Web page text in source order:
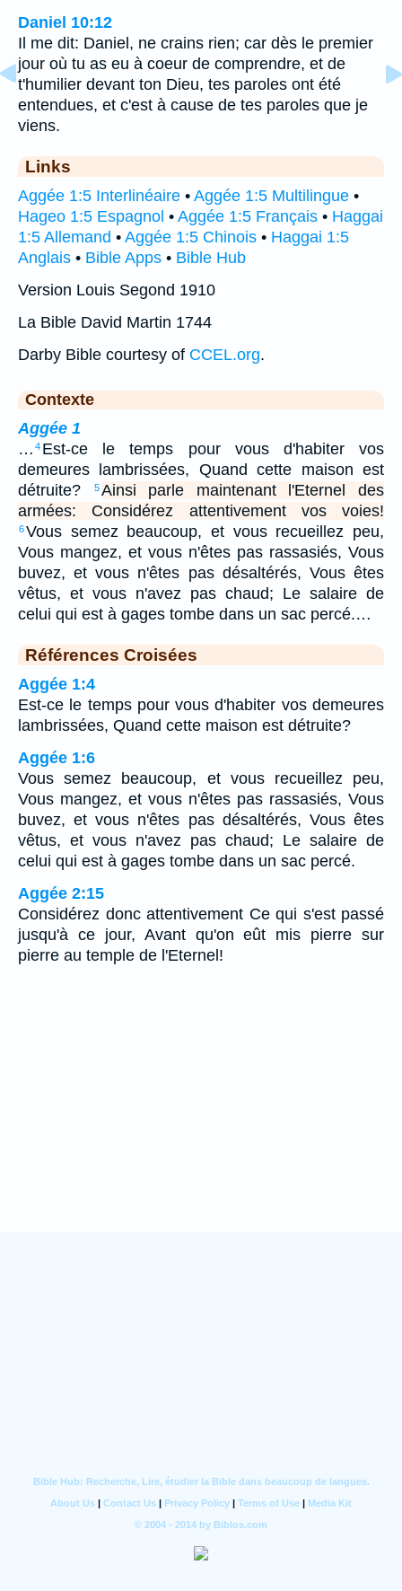
Daniel 10:12
Il me dit: Daniel, ne crains rien; car dès le premier
jour où tu as eu à coeur de comprendre, et de
t'humilier devant ton Dieu, tes paroles ont été
entendues, et c'est à cause de tes paroles que je
viens.
Links
Aggée 1:5 Interlinéaire • Aggée 1:5 Multilingue •
Hageo 1:5 Espagnol • Aggée 1:5 Français • Haggai
1:5 Allemand • Aggée 1:5 Chinois • Haggai 1:5
Anglais • Bible Apps • Bible Hub
Version Louis Segond 1910
La Bible David Martin 1744
Darby Bible courtesy of CCEL.org.
Contexte
Aggée 1
… 4 Est-ce le temps pour vous d'habiter vos
demeures lambrissées, Quand cette maison est
détruite?
5Ainsi parle maintenant l'Eternel des
armées: Considérez attentivement vos voies!
6Vous semez beaucoup, et vous recueillez peu,
Vous mangez, et vous n'êtes pas rassasiés, Vous
buvez, et vous n'êtes pas désaltérés, Vous êtes
vêtus, et vous n'avez pas chaud; Le salaire de
celui qui est à gages tombe dans un sac percé.…
Références Croisées
Aggée 1:4
Est-ce le temps pour vous d'habiter vos demeures
lambrissées, Quand cette maison est détruite?
Aggée 1:6
Vous semez beaucoup, et vous recueillez peu,
Vous mangez, et vous n'êtes pas rassasiés, Vous
buvez, et vous n'êtes pas désaltérés, Vous êtes
vêtus, et vous n'avez pas chaud; Le salaire de
celui qui est à gages tombe dans un sac percé.
Aggée 2:15
Considérez donc attentivement Ce qui s'est passé
jusqu'à ce jour, Avant qu'on eût mis pierre sur
pierre au temple de l'Eternel!